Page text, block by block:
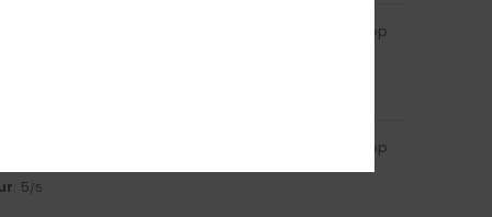
Geverifieerde aankoop
Geverifieerde aankoop
: 5/5